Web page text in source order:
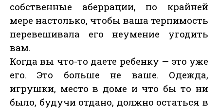
собственные аберрации, по крайней
мере настолько, чтобы ваша терпимость
перевешивала его неумение угодить
вам.
Когда вы что-то даете ребенку — это уже
его. Это больше не ваше. Одежда,
игрушки, место в доме и что бы то ни
было, будучи отдано, должно остаться в